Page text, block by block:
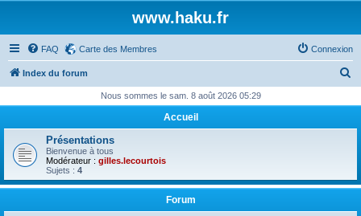
www.haku.fr
FAQ Carte des Membres Connexion
Index du forum
h
c
Nous sommes le sam. 8 août 2026 05:29
Accueil
Présentations
Bienvenue à tous
Modérateur : gilles.lecourtois
Sujets : 4
Forum